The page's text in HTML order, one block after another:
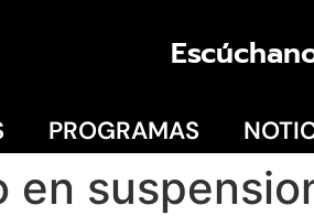
PROGRAMAS
en